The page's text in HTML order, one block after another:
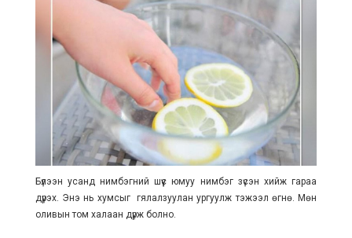
Бүлээн усанд нимбэгний шүүс юмуу нимбэг зүсэн хийж гараа
дүрэх. Энэ нь хумсыг гялалзуулан ургуулж тэжээл өгнө. Мөн
оливын том халаан дүрж болно.